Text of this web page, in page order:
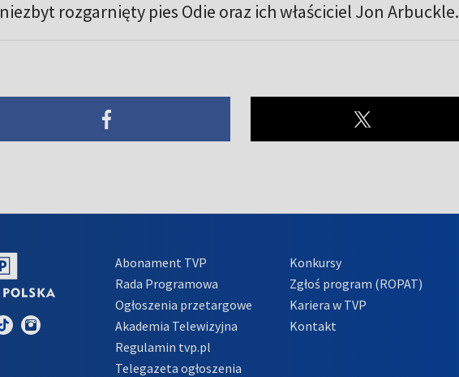
niezbyt rozgarnięty pies Odie oraz ich właściciel Jon Arbuckle.
Abonament TVP
Rada Programowa
Ogłoszenia przetargowe
Akademia Telewizyjna
Regulamin tvp.pl
Telegazeta ogłoszenia
Konkursy
Zgłoś program (ROPAT)
Kariera w TVP
Kontakt